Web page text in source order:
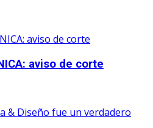
aviso de corte